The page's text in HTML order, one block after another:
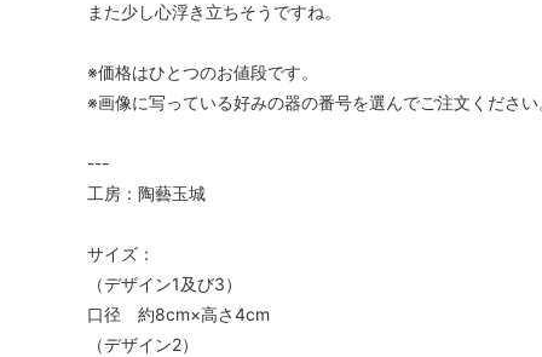
また少し心浮き立ちそうですね。
※価格はひとつのお値段です。
※画像に写っている好みの器の番号を選んでご注文ください
---
工房：陶藝玉城
サイズ：
（デザイン1及び3）
口径 約8cm×高さ4cm
（デザイン2）